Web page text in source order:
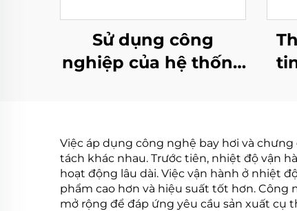
Sử dụng công
nghiệp của hệ thống
máy nhà máy sản
xuất
Việc áp dụng công nghệ bay hơi và
tách khác nhau. Trước tiên, nhiệt độ vận
hoạt động lâu dài. Việc vận hành ở nhiệt
phẩm cao hơn và hiệu suất tốt hơn. Công
mở rộng để đáp ứng yêu cầu sản xuất cụ